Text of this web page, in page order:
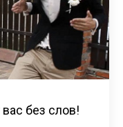
без слов!